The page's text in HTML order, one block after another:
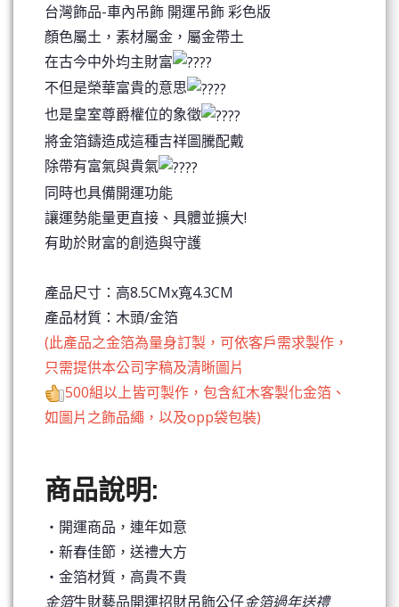
台灣飾品-車內吊飾 開運吊飾 彩色版
顏色屬土，素材屬金，屬金帶土
在古今中外均主財富
不但是榮華富貴的意思
也是皇室尊爵權位的象徵
將金箔鑄造成這種吉祥圖騰配戴
除帶有富氣與貴氣
同時也具備開運功能
讓運勢能量更直接、具體並擴大!
有助於財富的創造與守護
產品尺寸：高8.5CMx寬4.3CM
產品材質：木頭/金箔
(此產品之金箔為量身訂製，可依客戶需求製作，
只需提供本公司字稿及清晰圖片
500組以上皆可製作，包含紅木客製化金箔、
如圖片之飾品繩，以及opp袋包裝)
商品說明:
‧開運商品，連年如意
‧新春佳節，送禮大方
‧金箔材質，高貴不貴
金箔生財藝品開運招財吊飾公仔金箔過年送禮